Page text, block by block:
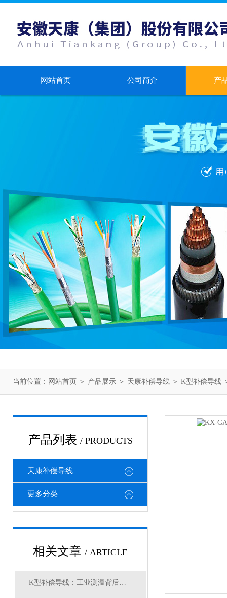
网站首页 公司简介 产
当前位置： 网站首页 ＞ 产品展示 ＞ 天康补偿导线 ＞ K型补偿导线
产品列表 / PRODUCTS
天康补偿导线
更多分类
相关文章 / ARTICLE
K型补偿导线：工业测温背后的关键奥秘